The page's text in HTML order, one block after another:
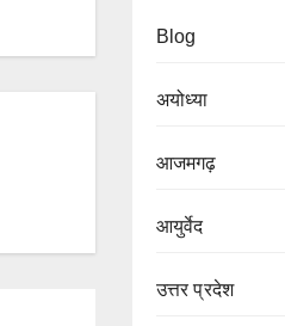
Blog
अयोध्या
आजमगढ़
आयुर्वेद
उत्तर प्रदेश